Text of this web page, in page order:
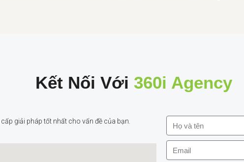
Kết Nối Với 360i Agency
giải pháp tốt nhất cho vấn đề của bạn.